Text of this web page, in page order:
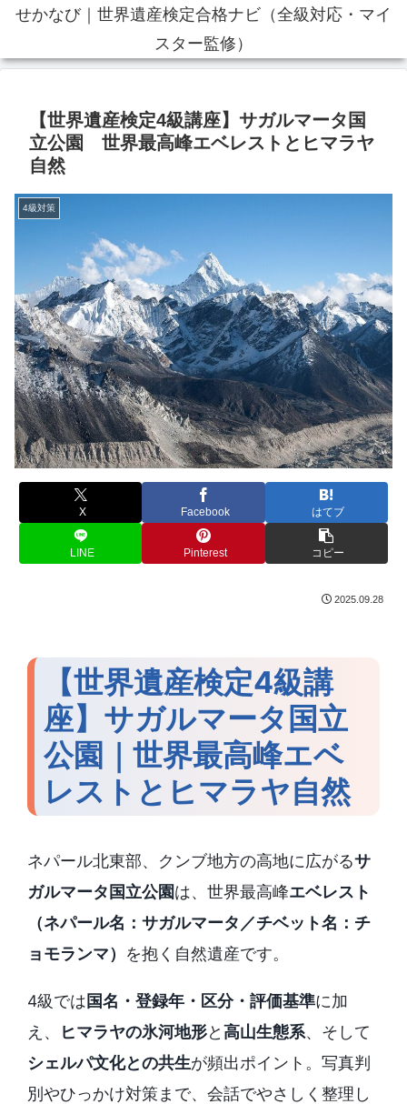
せかなび｜世界遺産検定合格ナビ（全級対応・マイ
スター監修）
【世界遺産検定4級講座】サガルマータ国
立公園 世界最高峰エベレストとヒマラヤ
自然
4級対策
X Facebook はてブ
LINE Pinterest コピー
2025.09.28
【世界遺産検定4級講
座】サガルマータ国立
公園｜世界最高峰エベ
レストとヒマラヤ自然
ネパール北東部、クンブ地方の高地に広がるサ
ガルマータ国立公園は、世界最高峰エベレスト
（ネパール名：サガルマータ／チベット名：チ
ョモランマ） を抱く自然遺産です。
4級では国名・登録年・区分・評価基準に加
え、
ヒマラヤの氷河地形と高山生態系、そして
シェルパ文化との共生が頻出ポイント。写真判
別やひっかけ対策まで、会話でやさしく整理し